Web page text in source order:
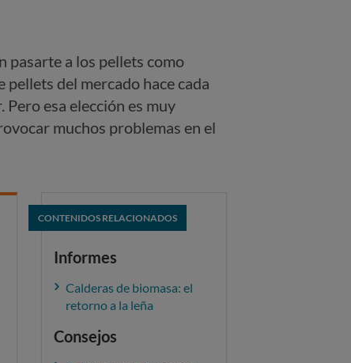
pasarte a los pellets como
del mercado hace cada
esa elección es muy
muchos problemas en el
CONTENIDOS RELACIONADOS
Informes
Calderas de biomasa: el
retorno a la leña
Consejos